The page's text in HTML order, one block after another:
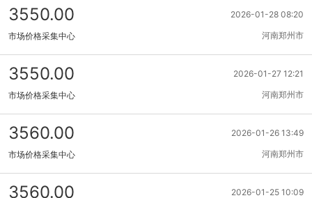
2026-01-28 08:20
3550.00
河南郑州市
市场价格采集中心
2026-01-27 12:21
3550.00
河南郑州市
市场价格采集中心
2026-01-26 13:49
3560.00
河南郑州市
市场价格采集中心
2026-01-25 10:09
3560.00